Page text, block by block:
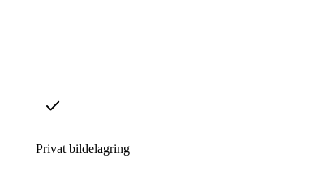
Privat bildelagring